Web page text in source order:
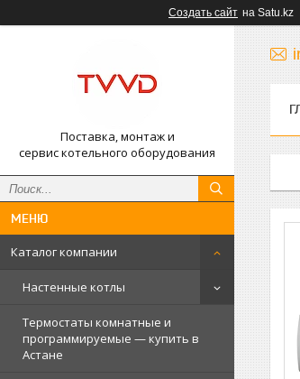
Создать сайт на Satu.kz
Поставка, монтаж и
сервис котельного оборудования
Каталог компании
Настенные котлы
Термостаты комнатные и
программируемые — купить в
Астане